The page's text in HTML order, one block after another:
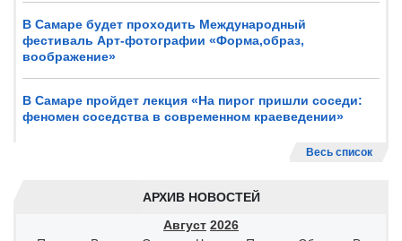
В Самаре будет проходить Международный
фестиваль Арт-фотографии «Форма,образ,
воображение»
В Самаре пройдет лекция «На пирог пришли соседи:
феномен соседства в современном краеведении»
Весь список
АРХИВ НОВОСТЕЙ
Август 2026